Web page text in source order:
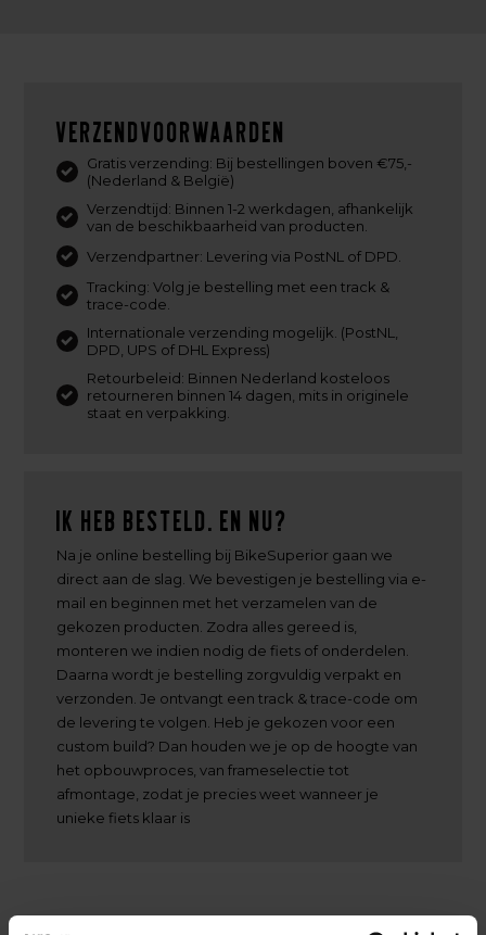
Verzendvoorwaarden
Gratis verzending: Bij bestellingen boven €75,-
(Nederland & België)
Verzendtijd: Binnen 1-2 werkdagen, afhankelijk
van de beschikbaarheid van producten.
Verzendpartner: Levering via PostNL of DPD.
Tracking: Volg je bestelling met een track &
trace-code.
Internationale verzending mogelijk. (PostNL,
DPD, UPS of DHL Express)
Retourbeleid: Binnen Nederland kosteloos
retourneren binnen 14 dagen, mits in originele
staat en verpakking.
Ik heb besteld. En nu?
Na je online bestelling bij BikeSuperior gaan we
direct aan de slag. We bevestigen je bestelling via e-
mail en beginnen met het verzamelen van de
gekozen producten. Zodra alles gereed is,
monteren we indien nodig de fiets of onderdelen.
Daarna wordt je bestelling zorgvuldig verpakt en
verzonden. Je ontvangt een track & trace-code om
de levering te volgen. Heb je gekozen voor een
custom build? Dan houden we je op de hoogte van
het opbouwproces, van frameselectie tot
afmontage, zodat je precies weet wanneer je
unieke fiets klaar is